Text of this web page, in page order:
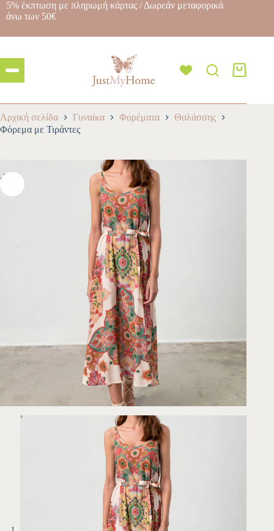
5% έκπτωση με πληρωμή κάρτας / Δωρεάν μεταφορικά
άνω των 50€
Αρχική σελίδα Γυναίκα Φορέματα
Θαλάσσης
Φόρεμα με Τιράντες
-30%